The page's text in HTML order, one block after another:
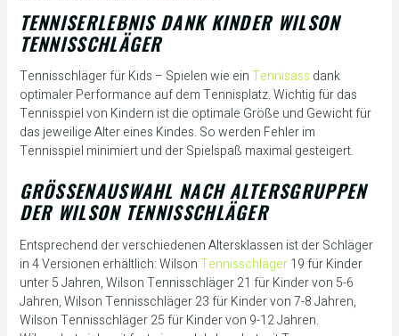
TENNISERLEBNIS DANK KINDER WILSON
TENNISSCHLÄGER
Tennisschläger für Kids – Spielen wie einTennisass dank
optimaler Performance auf dem Tennisplatz. Wichtig für das
Tennisspiel von Kindern ist die optimale Größe und Gewicht für
das jeweilige Alter eines Kindes. So werden Fehler im
Tennisspiel minimiert und der Spielspaß maximal gesteigert.
GRÖSSENAUSWAHL NACH ALTERSGRUPPEN D
ER WILSON TENNISSCHLÄGER
Entsprechend der verschiedenen Altersklassen ist der Schläger
in 4 Versionen erhältlich: WilsonTennisschläger19 für Kinder
unter 5 Jahren, Wilson Tennisschläger 21 für Kinder von 5-6
Jahren, Wilson Tennisschläger 23 für Kinder von 7-8 Jahren,
Wilson Tennisschläger 25 für Kinder von 9-12 Jahren.